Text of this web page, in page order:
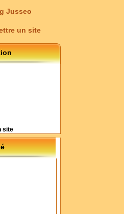
Jusseo
un site
site